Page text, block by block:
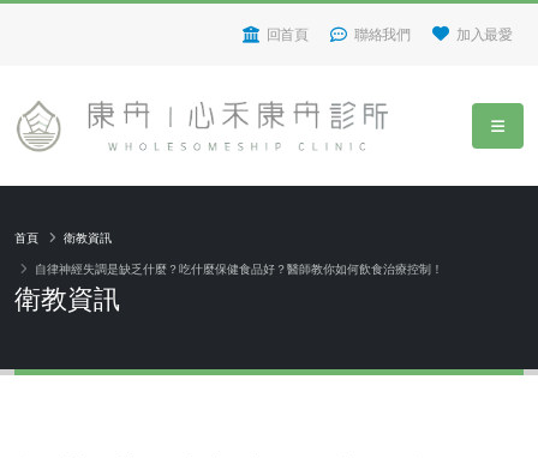
回首頁 聯絡我們 加入最愛
衛教資訊
首頁 衛教資訊
自律神經失調是缺乏什麼？吃什麼保健食品好？醫師教你如何飲食治療控制！